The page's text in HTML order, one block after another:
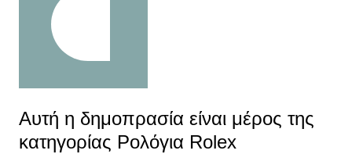
Αυτή η δημοπρασία είναι μέρος της
κατηγορίας Ρολόγια Rolex